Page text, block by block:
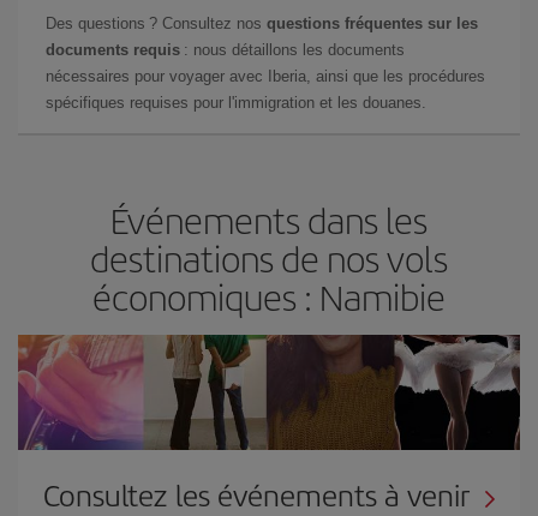
Des questions ? Consultez nos questions fréquentes sur les
documents requis : nous détaillons les documents
nécessaires pour voyager avec Iberia, ainsi que les procédures
spécifiques requises pour l'immigration et les douanes.
Événements dans les
destinations de nos vols
économiques : Namibie
Consultez les événements à venir